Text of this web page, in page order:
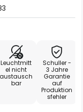
Leuchtmitt
el nicht
austausch
bar
Schuller -
3 Jahre
Garantie
auf
Produktion
sfehler